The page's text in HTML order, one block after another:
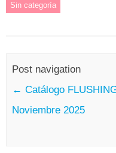
Sin categoría
Post navigation
← Catálogo
Noviembre 2025